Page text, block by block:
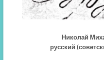
Николай
русский